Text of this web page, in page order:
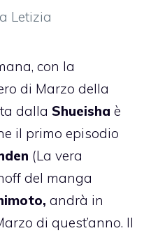
Letizia
con la
di Marzo della
dalla Shueisha è
il primo episodio
(La vera
del manga
andrà in
di quest’anno. Il